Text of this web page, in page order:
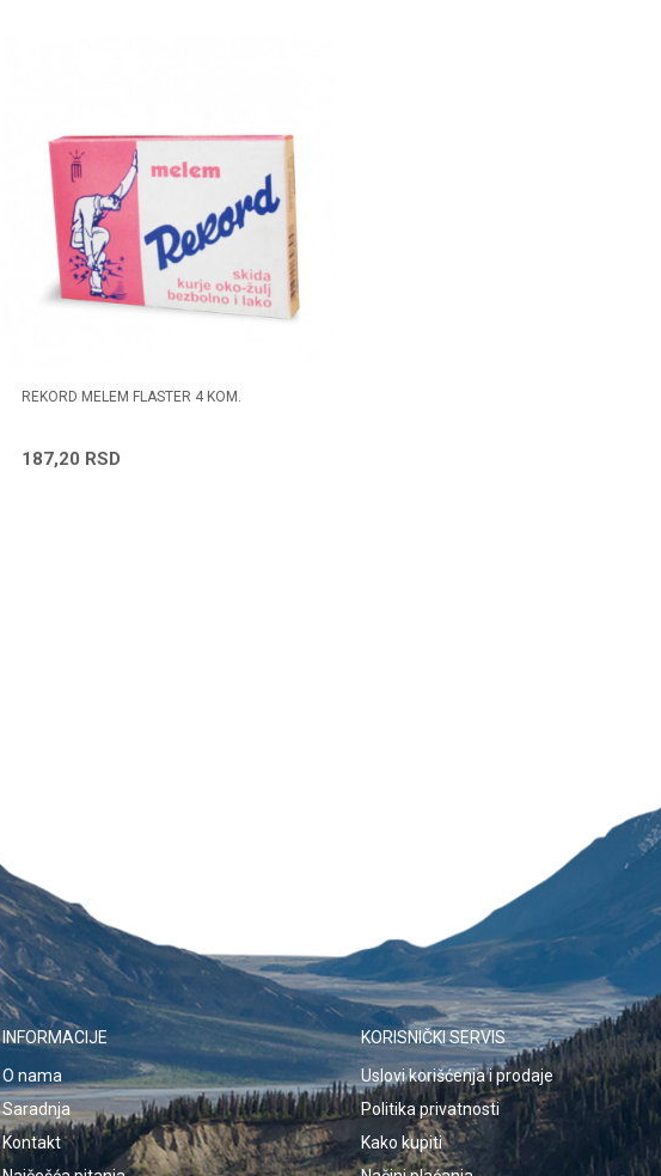
REKORD MELEM FLASTER 4 KOM.
187,20 RSD
INFORMACIJE
O nama
Saradnja
Kontakt
KORISNIČKI SERVIS
Uslovi korišćenja i prodaje
Politika privatnosti
Kako kupiti